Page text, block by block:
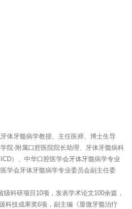
牙髓病学教授、主任医师、博士生导
院·附属口腔医院院长助理、牙体牙髓病科
）、中华口腔医学会牙体牙髓病学专业
学会牙体牙髓病学专业委员会副主任委
科研项目10项，发表学术论文100余篇，
科技成果奖6项，副主编《显微牙髓治疗